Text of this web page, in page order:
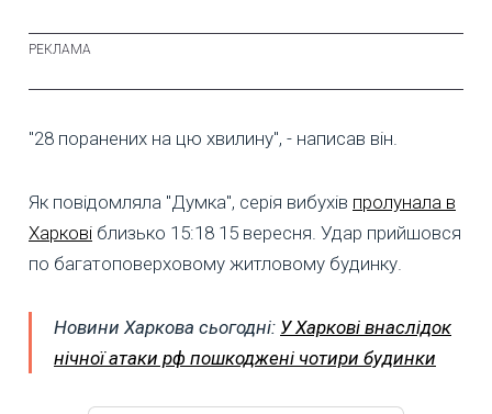
"28 поранених на цю хвилину", - написав він.
Як повідомляла "Думка", серія вибухів пролунала в
Харкові близько 15:18 15 вересня. Удар прийшовся
по багатоповерховому житловому будинку.
Новини Харкова сьогодні: У Харкові внаслідок
нічної атаки рф пошкоджені чотири будинки